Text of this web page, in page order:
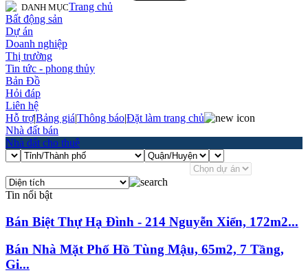
DANH MỤCTrang chủ
Bất động sản
Dự án
Doanh nghiệp
Thị trường
Tin tức - phong thủy
Bản Đồ
Hỏi đáp
Liên hệ
Hỗ trợ|Bảng giá|Thông báo|Đặt làm trang chủ
Nhà đất bán
Nhà đất cho thuê
Tin nổi bật
Bán Biệt Thự Hạ Đình - 214 Nguyễn Xiển, 172m2...
Bán Nhà Mặt Phố Hồ Tùng Mậu, 65m2, 7 Tầng,
Gi...